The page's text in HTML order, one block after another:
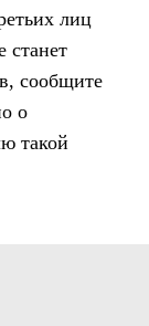
лиц
станет
сообщите
о
такой